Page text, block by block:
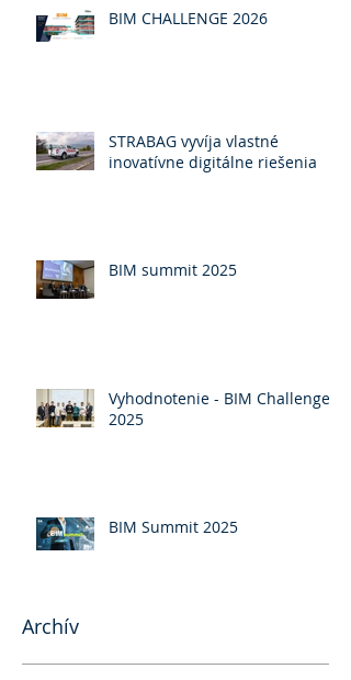
BIM CHALLENGE 2026
STRABAG vyvíja vlastné
inovatívne digitálne riešenia
BIM summit 2025
Vyhodnotenie - BIM Challenge
2025
BIM Summit 2025
Archív